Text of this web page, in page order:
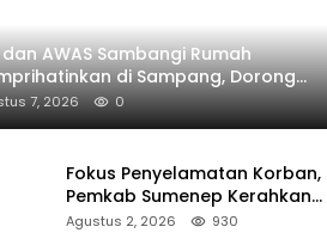
dan AWAS Sambangi Rumah
di Sampang, Dorong
Beri Bantuan RTLH
7, 2026 0
Fokus Penyelamatan Korban,
Pemkab Sumenep Kerahkan
Tim Medis dan Ambulans ke
Agustus 2, 2026 930